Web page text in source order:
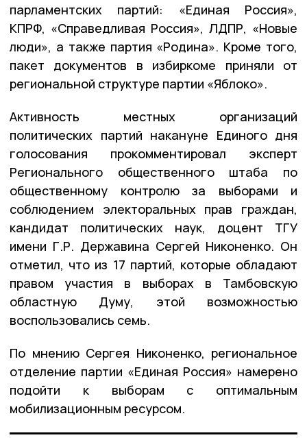
парламентских партий: «Единая Россия»,
КПРФ, «Справедливая Россия», ЛДПР, «Новые
люди», а также партия «Родина». Кроме того,
пакет документов в избиркоме приняли от
региональной структуре партии «Яблоко».
Активность местных организаций
политических партий накануне Единого дня
голосования прокомментировал эксперт
Регионального общественного штаба по
общественному контролю за выборами и
соблюдением электоральных прав граждан,
кандидат политических наук, доцент ТГУ
имени Г.Р. Державина Сергей Никоненко. Он
отметил, что из 17 партий, которые обладают
правом участия в выборах в Тамбовскую
областную Думу, этой возможностью
воспользовались семь.
По мнению Сергея Никоненко, региональное
отделение партии «Единая Россия» намерено
подойти к выборам с оптимальным
мобилизационным ресурсом.